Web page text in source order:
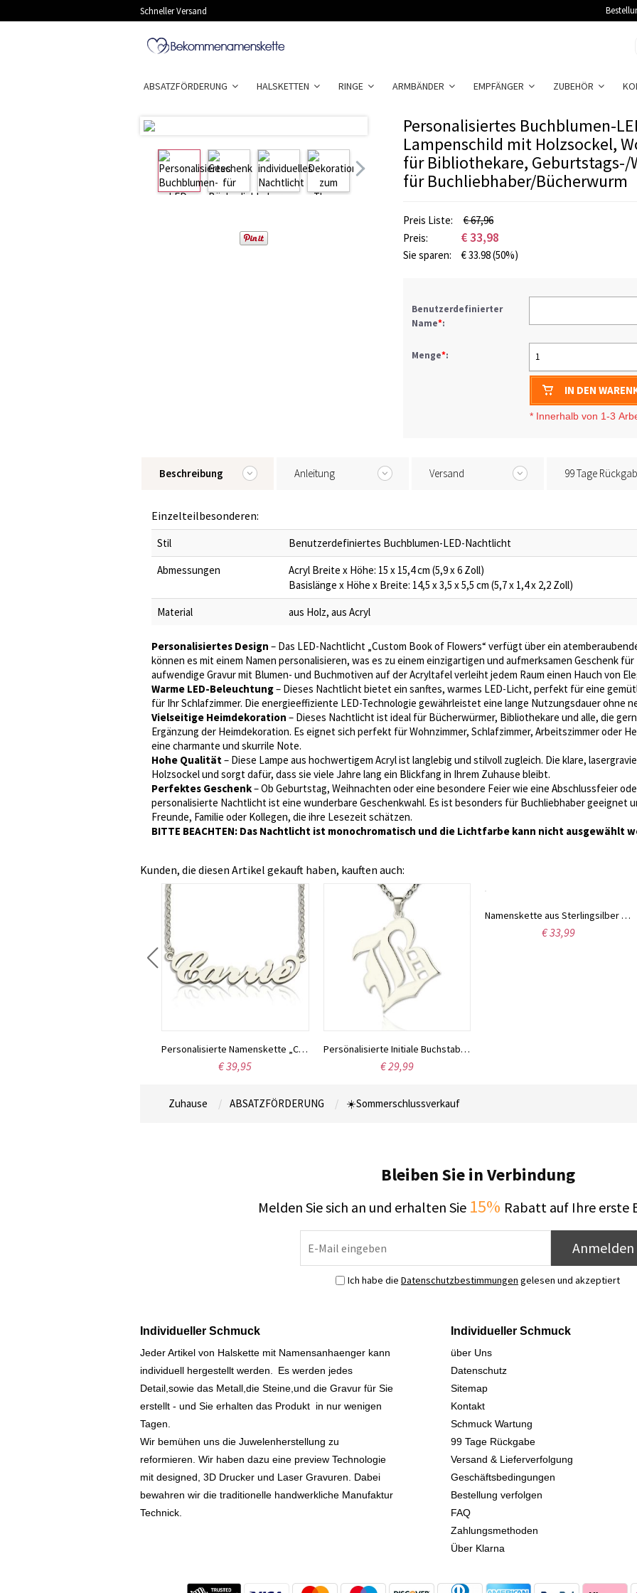
Schneller Versand
ABSATZFÖRDERUNG HALSKETTEN RINGE ARMBÄNDER EMPFÄNGER ZUBEHÖR
Personalisiertes Buchblumen-
Lampenschild mit Holzsockel,
für Bibliothekare, Geburtstags-/
für Buchliebhaber/Bücherwurm
Preis Liste: €67,96
Preis:
€33,98
Sie sparen: €33.98(50%)
Benutzerdefinierter
Name*:
Menge*: 1
IN DEN
* Innerhalb von 1-3
Beschreibung Anleitung Versand 99 Tage
Einzelteilbesonderen:
Stil
Benutzerdefiniertes Buchblumen-LED-Nachtlicht
Abmessungen
Acryl Breite x Höhe: 15 x 15,4 cm (5,9 x 6 Zoll)
Basislänge x Höhe x Breite: 14,5 x 3,5 x 5,5 cm (5,7 x 1,4 x 2,2 Zoll)
Material
aus Holz, aus Acryl
Personalisiertes Design – Das LED-Nachtlicht „Custom Book of Flowers“ verfügt über ein
können es mit einem Namen personalisieren, was es zu einem einzigartigen und aufmerksamen Geschenk
aufwendige Gravur mit Blumen- und Buchmotiven auf der Acryltafel verleiht jedem Raum einen Hauch von
Warme LED-Beleuchtung– Dieses Nachtlicht bietet ein sanftes, warmes LED-Licht, perfekt für eine
für Ihr Schlafzimmer. Die energieeffiziente LED-Technologie gewährleistet eine lange Nutzungsdauer ohne
Vielseitige Heimdekoration – Dieses Nachtlicht ist ideal für Bücherwürmer, Bibliothekare und alle, die
Ergänzung der Heimdekoration. Es eignet sich perfekt für Wohnzimmer, Schlafzimmer, Arbeitszimmer oder
eine charmante und skurrile Note.
Hohe Qualität– Diese Lampe aus hochwertigem Acryl ist langlebig und stilvoll zugleich. Die klare,
Holzsockel und sorgt dafür, dass sie viele Jahre lang ein Blickfang in Ihrem Zuhause bleibt.
Perfektes Geschenk– Ob Geburtstag, Weihnachten oder eine besondere Feier wie eine Abschlussfeier
personalisierte Nachtlicht ist eine wunderbare Geschenkwahl. Es ist besonders für Buchliebhaber geeignet
Freunde, Familie oder Kollegen, die ihre Lesezeit schätzen.
BITTE BEACHTEN: Das Nachtlicht ist monochromatisch und die Lichtfarbe kann nicht ausgewählt
Kunden, die diesen Artikel gekauft haben, kauften auch:
Personalisierte Namenskette „Carrie“ aus Sterlingsilber
€ 39,95
Persönalisierte Initiale Buchstaben vom Altenglischen aus Sterlingsilber
€ 29,99
Namenskette aus Sterlingsilber im Sienna-Stil
€ 33,99
Zuhause ABSATZFÖRDERUNG ☀️Sommerschlussverkauf
Bleiben Sie in Verbindung
Melden Sie sich an und erhalten Sie 15% Rabatt auf Ihre erste
Anmelden
Ich habe die Datenschutzbestimmungen gelesen und akzeptiert
Individueller Schmuck
Jeder Artikel von Halskette mit Namensanhaenger kann
individuell hergestellt werden.
Es werden jedes
Detail,sowie das Metall,die Steine,und die Gravur für Sie
erstellt - und Sie erhalten das Produkt in nur wenigen
Tagen.
Wir bemühen uns die Juwelenherstellung zu
reformieren. Wir haben dazu eine preview Technologie
mit designed, 3D Drucker und Laser Gravuren. Dabei
bewahren wir die traditionelle handwerkliche Manufaktur
Technick.
Individueller Schmuck
über Uns
Datenschutz
Sitemap
Kontakt
Schmuck Wartung
99 Tage Rückgabe
Versand & Lieferverfolgung
Geschäftsbedingungen
Bestellung verfolgen
FAQ
Zahlungsmethoden
Über Klarna